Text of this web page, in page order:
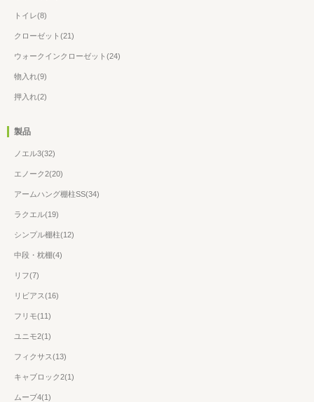
トイレ(8)
クローゼット(21)
ウォークインクローゼット(24)
物入れ(9)
押入れ(2)
製品
ノエル3(32)
エノーク2(20)
アームハング棚柱SS(34)
ラクエル(19)
シンプル棚柱(12)
中段・枕棚(4)
リフ(7)
リビアス(16)
フリモ(11)
ユニモ2(1)
フィクサス(13)
キャブロック2(1)
ムーブ4(1)